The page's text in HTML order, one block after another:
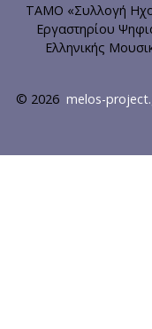
ΤΑΜΟ «Συλλογή
Εργαστηρίου
Ελληνικής
© 2026 melos-